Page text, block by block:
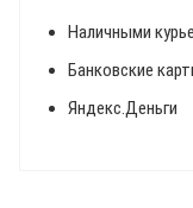
Наличными
Банковские
Яндекс.Деньги